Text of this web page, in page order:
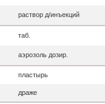
раствор д/инъекций
таб.
аэрозоль дозир.
пластырь
драже